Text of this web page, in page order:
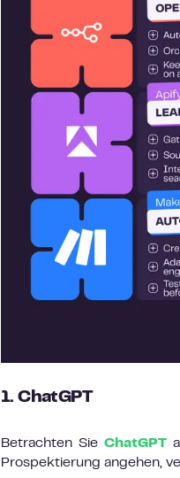
1. ChatGPT
Betrachten Sie ChatGPT
Prospektierung angehen,